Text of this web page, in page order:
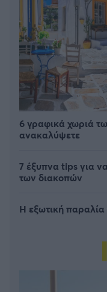
6 γραφικά χωριά
ανακαλύψετε
7 έξυπνα tips για
των διακοπών
Η εξωτική